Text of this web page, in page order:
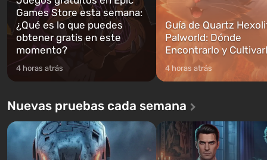
Games Store esta semana:
¿Qué es lo que puedes
obtener gratis en este
momento?
4 horas atrás
Guía de Quartz
Palworld: Dónde
Encontrarlo y
4 horas atrás
Nuevas pruebas cada semana